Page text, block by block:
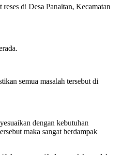
di Desa Panaitan, Kecamatan
semua masalah tersebut di
dengan kebutuhan
maka sangat berdampak